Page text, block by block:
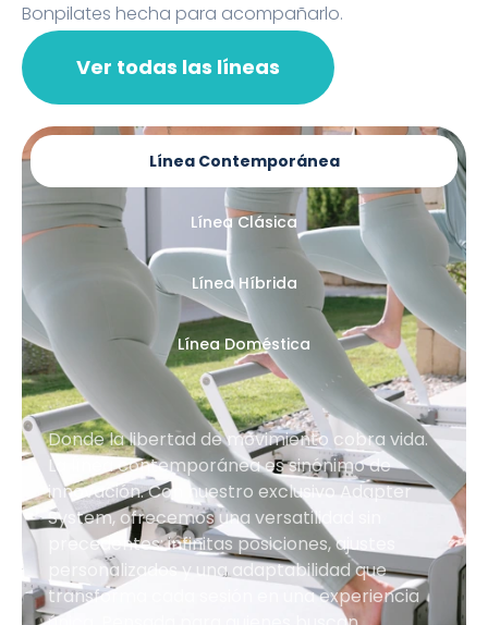
Bonpilates hecha para acompañarlo.
Ver todas las líneas
Línea Contemporánea
Línea Clásica
Línea Híbrida
Línea Doméstica
Donde la libertad de movimiento cobra vida.
La línea contemporánea es sinónimo de
innovación. Con nuestro exclusivo Adapter
System, ofrecemos una versatilidad sin
precedentes: infinitas posiciones, ajustes
personalizados y una adaptabilidad que
transforma cada sesión en una experiencia